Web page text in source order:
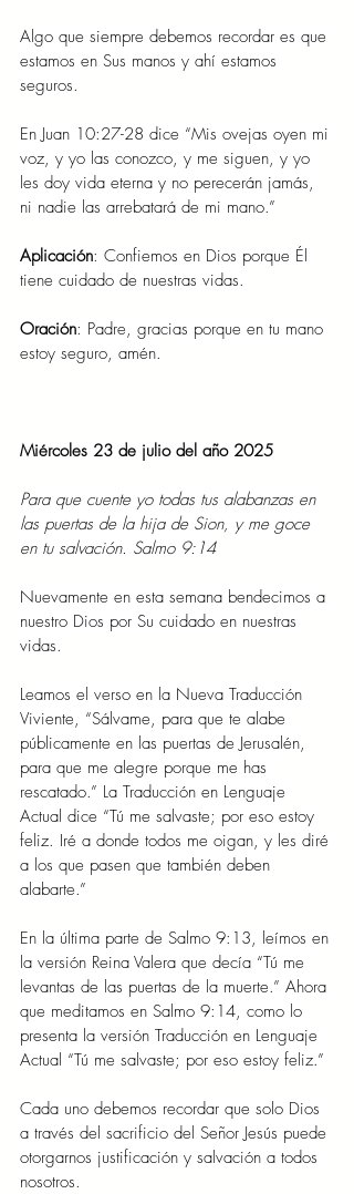
Algo que siempre debemos recordar es que
estamos en Sus manos y ahí estamos
seguros.
En Juan 10:27-28 dice “Mis ovejas oyen mi
voz, y yo las conozco, y me siguen, y yo
les doy vida eterna y no perecerán jamás,
ni nadie las arrebatará de mi mano.”
Aplicación: Confiemos en Dios porque Él
tiene cuidado de nuestras vidas.
Oración: Padre, gracias porque en tu mano
estoy seguro, amén.
Miércoles 23 de julio del año 2025
Para que cuente yo todas tus alabanzas en
las puertas de la hija de Sion, y me goce
en tu salvación. Salmo 9:14
Nuevamente en esta semana bendecimos a
nuestro Dios por Su cuidado en nuestras
vidas.
Leamos el verso en la Nueva Traducción
Viviente, “Sálvame, para que te alabe
públicamente en las puertas de Jerusalén,
para que me alegre porque me has
rescatado.” La Traducción en Lenguaje
Actual dice “Tú me salvaste; por eso estoy
feliz. Iré a donde todos me oigan, y les diré
a los que pasen que también deben
alabarte.”
En la última parte de Salmo 9:13, leímos en
la versión Reina Valera que decía “Tú me
levantas de las puertas de la muerte.” Ahora
que meditamos en Salmo 9:14, como lo
presenta la versión Traducción en Lenguaje
Actual “Tú me salvaste; por eso estoy feliz.”
Cada uno debemos recordar que solo Dios
a través del sacrificio del Señor Jesús puede
otorgarnos justificación y salvación a todos
nosotros.